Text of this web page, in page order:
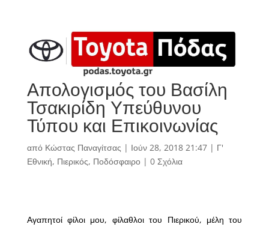
Απολογισμός του Βασίλη
Τσακιρίδη Υπεύθυνου
Τύπου και Επικοινωνίας
από Κώστας Παναγίτσας | Ιούν 28, 2018 21:47| Γ'
Εθνική, Πιερικός, Ποδόσφαιρο| 0 Σχόλια
Αγαπητοί φίλοι μου, φίλαθλοι του Πιερικού, μέλη του